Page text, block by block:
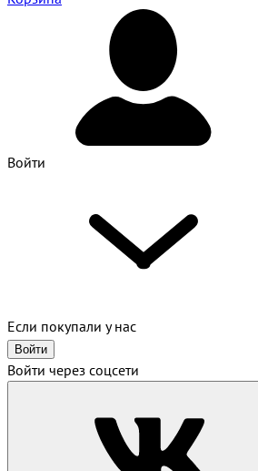
Войти
Если покупали у нас
Войти
Войти через соцсети